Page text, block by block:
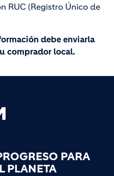
RUC (Registro Único de
debe enviarla
comprador local.
PARA
PLANETA